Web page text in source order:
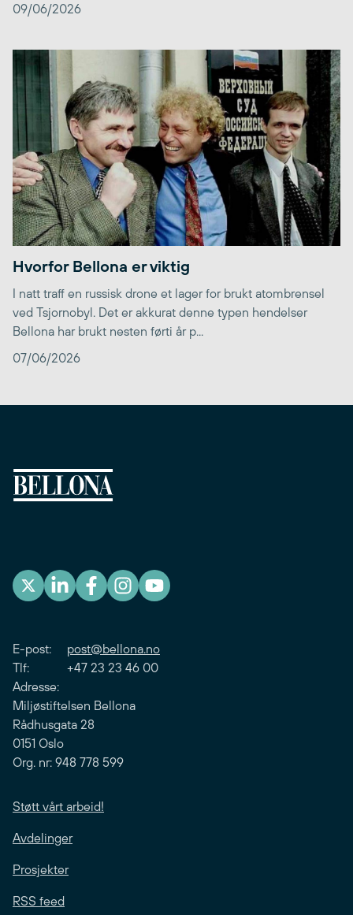
09/06/2026
Hvorfor Bellona er viktig
I natt traff en russisk drone et lager for brukt atombrensel
ved Tsjornobyl. Det er akkurat denne typen hendelser
Bellona har brukt nesten førti år p...
07/06/2026
E-post: post@bellona.no
Tlf: +47 23 23 46 00
Adresse:
Miljøstiftelsen Bellona
Rådhusgata 28
0151 Oslo
Org. nr: 948 778 599
Støtt vårt arbeid!
Avdelinger
Prosjekter
RSS feed